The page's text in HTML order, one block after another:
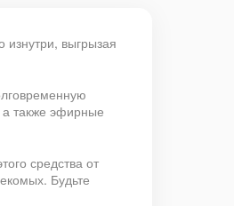
выгрызая
также эфирные
средства от
Будьте